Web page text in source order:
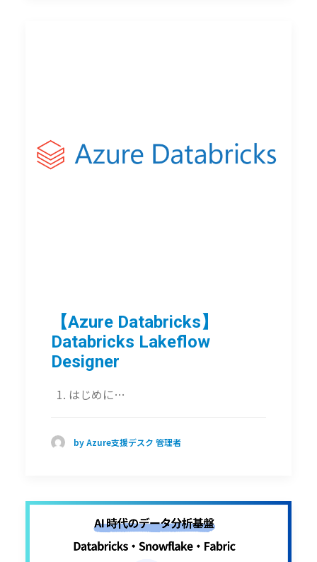
【Azure Databricks】
Databricks Lakeflow
Designer
1. はじめに…
by Azure支援デスク 管理者